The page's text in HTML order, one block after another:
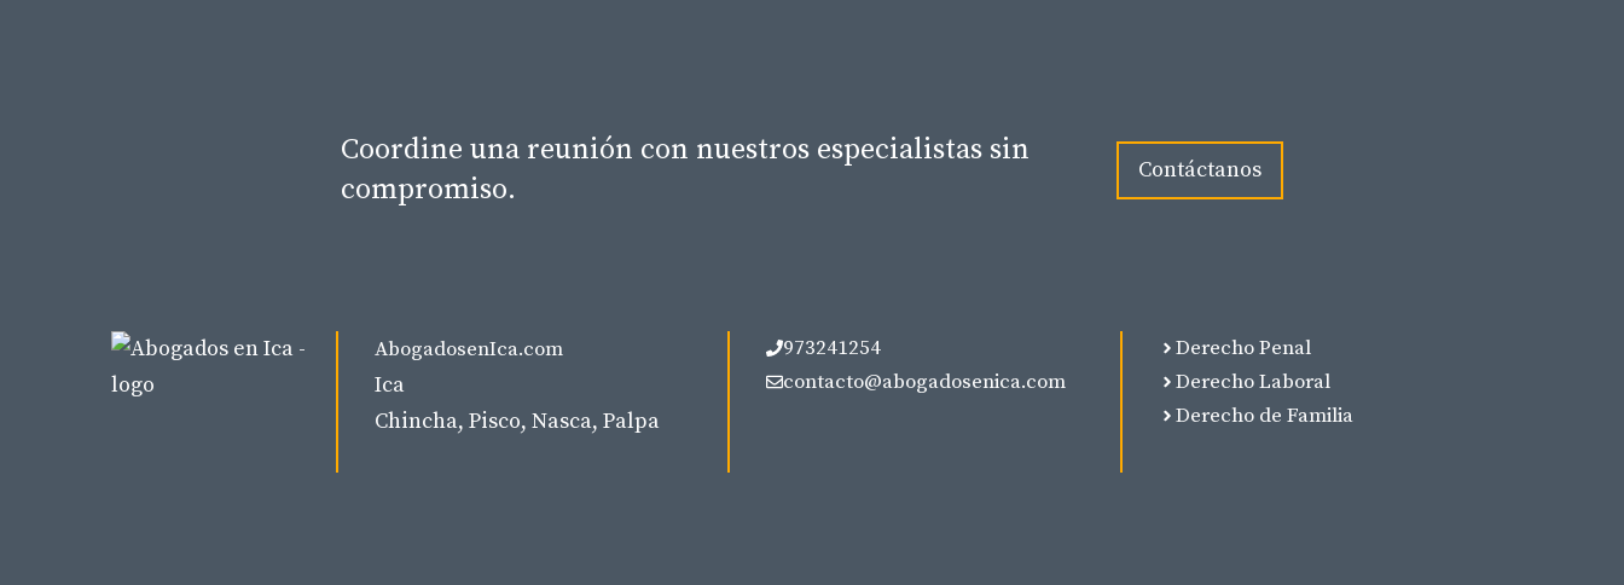
Coordine una reunión con nuestros especialistas sin
compromiso.
Contáctanos
AbogadosenIca.com
Ica
Chincha, Pisco, Nasca, Palpa
973241254
contacto@abogadosenica.com
Derecho Penal
Derecho Laboral
Derecho de Familia